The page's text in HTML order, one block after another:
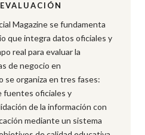
Magazine se fundamenta
que integra datos oficiales y
real para evaluar la
de negocio en
se organiza en tres fases:
fuentes oficiales y
de la información con
mediante un sistema